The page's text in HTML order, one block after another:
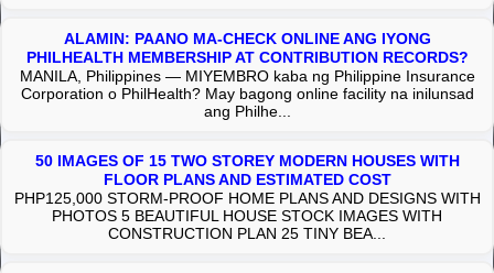
ALAMIN: PAANO MA-CHECK ONLINE ANG IYONG
PHILHEALTH MEMBERSHIP AT CONTRIBUTION RECORDS?
MANILA, Philippines — MIYEMBRO kaba ng Philippine Insurance
Corporation o PhilHealth? May bagong online facility na inilunsad
ang Philhe...
50 IMAGES OF 15 TWO STOREY MODERN HOUSES WITH
FLOOR PLANS AND ESTIMATED COST
PHP125,000 STORM-PROOF HOME PLANS AND DESIGNS WITH
PHOTOS 5 BEAUTIFUL HOUSE STOCK IMAGES WITH
CONSTRUCTION PLAN 25 TINY BEA...